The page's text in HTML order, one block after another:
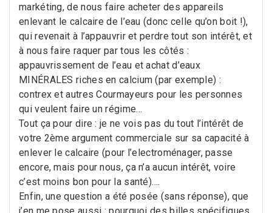
markéting, de nous faire acheter des appareils
enlevant le calcaire de l’eau (donc celle qu’on boit !),
qui revenait à l’appauvrir et perdre tout son intérêt, et
à nous faire raquer par tous les côtés :
appauvrissement de l’eau et achat d’eaux
MINÉRALES riches en calcium (par exemple) :
contrex et autres Courmayeurs pour les personnes
qui veulent faire un régime…
Tout ça pour dire : je ne vois pas du tout l’intérêt de
votre 2ème argument commerciale sur sa capacité à
enlever le calcaire (pour l’electroménager, passe
encore, mais pour nous, ça n’a aucun intérêt, voire
c’est moins bon pour la santé)….
Enfin, une question a été posée (sans réponse), que